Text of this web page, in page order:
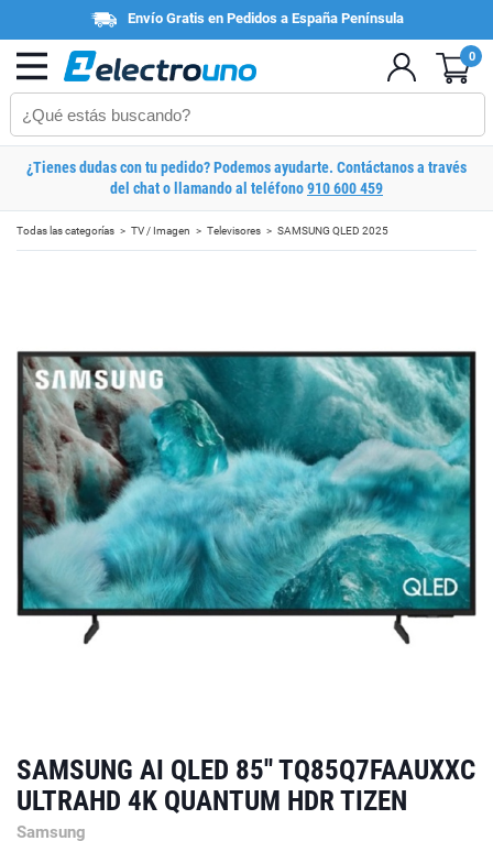
Envío Gratis en Pedidos a España Península
0
¿Tienes dudas con tu pedido? Podemos ayudarte. Contáctanos a través
del chat o llamando al teléfono910 600 459
Todas las categorías TV / Imagen Televisores SAMSUNG QLED 2025
SAMSUNG AI QLED 85'' TQ85Q7FAAUXXC
ULTRAHD 4K QUANTUM HDR TIZEN
Samsung